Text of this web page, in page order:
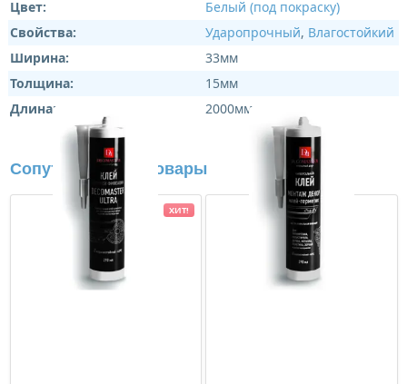
Цвет:
Белый (под покраску)
Свойства:
Ударопрочный, Влагостойкий
Ширина:
33мм
Толщина:
15мм
Длина:
2000мм
Сопутствующие товары
ХИТ!